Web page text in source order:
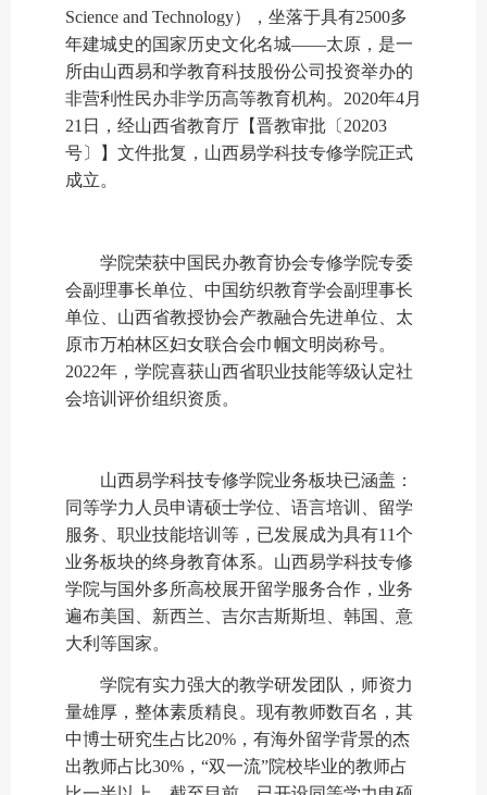
Science and Technology），坐落于具有2500多
年建城史的国家历史文化名城——太原，是一
所由山西易和学教育科技股份公司投资举办的
非营利性民办非学历高等教育机构。2020年4月
21日，经山西省教育厅 【晋教审批〔 20203
号〕】 文件批复，山西易学科技专修学院正式
成立。
学院荣获中国民办教育协会专修学院专委
会副理事长单位、中国纺织教育学会副理事长
单位、山西省教授协会产教融合先进单位、太
原市万柏林区妇女联合会巾帼文明岗称号。
2022年，学院喜获山西省职业技能等级认定社
会培训评价组织资质。
山西易学科技专修学院业务板块已涵盖：
同等学力人员申请硕士学位、语言培训、留学
服务、职业技能培训等，已发展成为具有11个
业务板块的终身教育体系。山西易学科技专修
学院与国外多所高校展开留学服务合作，业务
遍布美国、新西兰、吉尔吉斯斯坦、韩国、意
大利等国家。
学院有实力强大的教学研发团队，师资力
量雄厚，整体素质精良。现有教师数百名，其
中博士研究生占比20%，有海外留学背景的杰
出教师占比30%， “双一流”院校毕业的教师占